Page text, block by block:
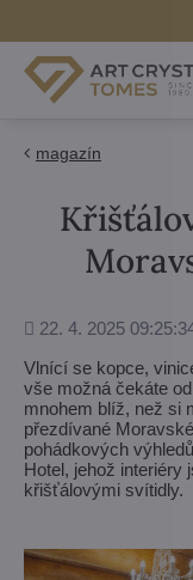
magazín
Přidáno
22. 4. 2025
Vlnící se kopce,
vše možná čekáte
mnohem blíž, než si
přezdívané
pohádkových
Hotel, jehož interiéry
křišťálovými svítidly.